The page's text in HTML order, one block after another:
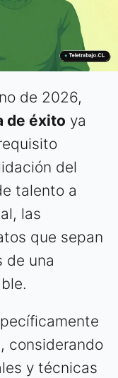
de 2026,
de éxito ya
del
talento a
las
que sepan
de una
considerando
y técnicas